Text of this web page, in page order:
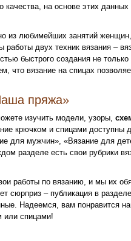
на основе этих
из любимейших занятий
двух техник вязания –
быстрого создания не
что вязание на спицах
пряжа»
изучить модели, узоры,
крючком и спицами
для мужчин», «Вязание для
разделе есть свои рубрики
работы по вязанию, и мы их
сюрприз – публикация в
Надеемся, вам понравится
или спицами!